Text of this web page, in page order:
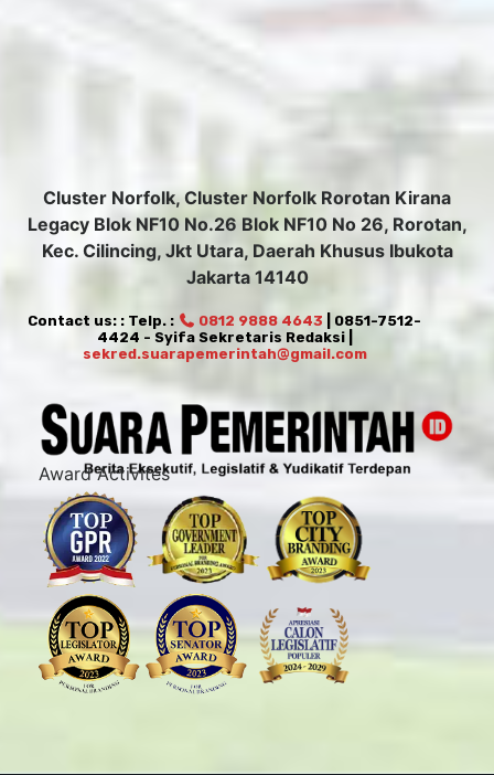
| 0851-7512-
Award Activites
© Copyright - suarapemerintah.ID - PT MEDIA ADS INDONESIA
Tentang Kami
Media Profil
Hubungi Kami
Pedoman Media Siber
Redaksi
SOP Perlindungan Wartawan
Kode Perilaku Perusahaan Pers
Info Ekonomi
Wika Water Heater